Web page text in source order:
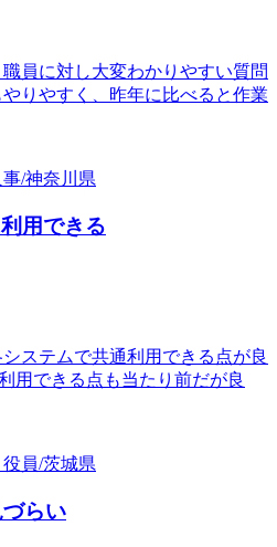
員に対し大変わかりやすい質問
りやすく、昨年に比べると作業
事/神奈川県
用できる
ステムで共通利用できる点が良
用できる点も当たり前だが良
員/茨城県
らい